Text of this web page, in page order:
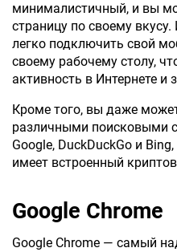
минималистичный, и вы
страницу по своему
легко подключить свой
своему рабочему столу,
активность в Интернете и
Кроме того, вы даже
различными поисковыми
Google, DuckDuckGo и
имеет встроенный
Google Chrome
Google Chrome — самый